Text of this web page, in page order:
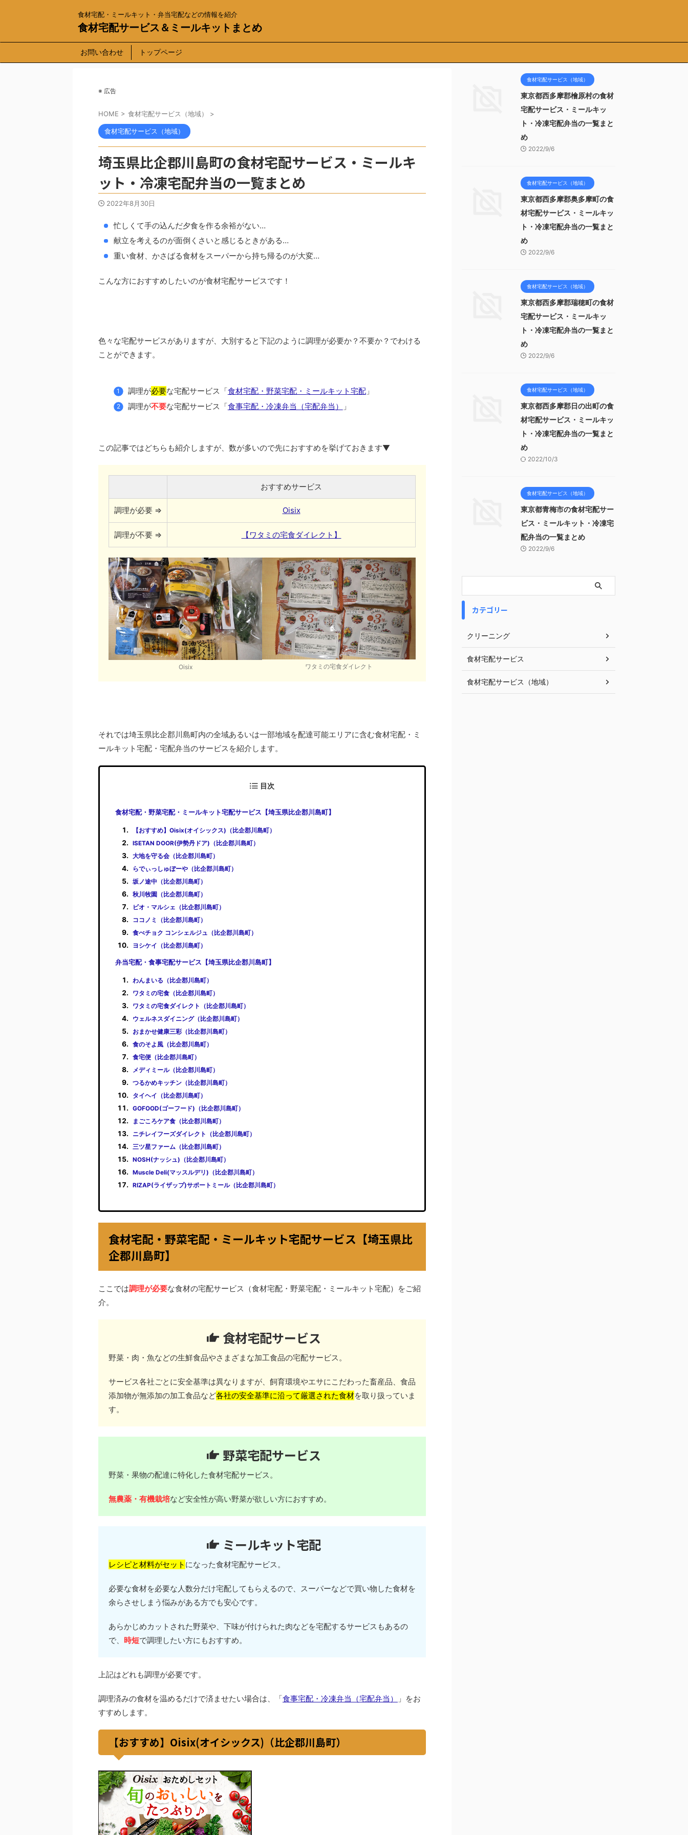
食材宅配・ミールキット・弁当宅配などの情報を紹介
食材宅配サービス＆ミールキットまとめ
お問い合わせ トップページ
※ 広告
HOME > 食材宅配サービス（地域） >
食材宅配サービス（地域）
埼玉県比企郡川島町の食材宅配サービス・ミールキ
ット・冷凍宅配弁当の一覧まとめ
2022年8月30日
忙しくて手の込んだ夕食を作る余裕がない…
献立を考えるのが面倒くさいと感じるときがある…
重い食材、かさばる食材をスーパーから持ち帰るのが大変…
こんな方におすすめしたいのが食材宅配サービスです！
色々な宅配サービスがありますが、大別すると下記のように調理が必要か？不要か？でわける
ことができます。
調理が必要な宅配サービス「食材宅配・野菜宅配・ミールキット宅配」
調理が不要な宅配サービス「食事宅配・冷凍弁当（宅配弁当） 」
この記事ではどちらも紹介しますが、数が多いので先におすすめを挙げておきます▼
おすすめサービス
調理が必要 ⇒ Oisix
調理が不要 ⇒ 【ワタミの宅食ダイレクト】
Oisix ワタミの宅食ダイレクト
それでは埼玉県比企郡川島町内の全域あるいは一部地域を配達可能エリアに含む食材宅配・ミ
ールキット宅配・宅配弁当のサービスを紹介します。
目次
食材宅配・野菜宅配・ミールキット宅配サービス【埼玉県比企郡川島町】
【おすすめ】Oisix(オイシックス)（比企郡川島町）
ISETAN DOOR(伊勢丹ドア)（比企郡川島町）
大地を守る会（比企郡川島町）
らでぃっしゅぼーや（比企郡川島町）
坂ノ途中（比企郡川島町）
秋川牧園（比企郡川島町）
ビオ・マルシェ（比企郡川島町）
ココノミ（比企郡川島町）
食べチョク コンシェルジュ（比企郡川島町）
ヨシケイ（比企郡川島町）
弁当宅配・食事宅配サービス【埼玉県比企郡川島町】
わんまいる（比企郡川島町）
ワタミの宅食（比企郡川島町）
ワタミの宅食ダイレクト（比企郡川島町）
ウェルネスダイニング（比企郡川島町）
おまかせ健康三彩（比企郡川島町）
食のそよ風（比企郡川島町）
食宅便（比企郡川島町）
メディミール（比企郡川島町）
つるかめキッチン（比企郡川島町）
タイヘイ（比企郡川島町）
GOFOOD(ゴーフード)（比企郡川島町）
まごころケア食（比企郡川島町）
ニチレイフーズダイレクト（比企郡川島町）
三ツ星ファーム（比企郡川島町）
NOSH(ナッシュ)（比企郡川島町）
Muscle Deli(マッスルデリ)（比企郡川島町）
RIZAP(ライザップ)サポートミール（比企郡川島町）
食材宅配・野菜宅配・ミールキット宅配サービス【埼玉県比
企郡川島町】
ここでは調理が必要な食材の宅配サービス（食材宅配・野菜宅配・ミールキット宅配）をご紹
介。
食材宅配サービス
野菜・肉・魚などの生鮮食品やさまざまな加工食品の宅配サービス。
サービス各社ごとに安全基準は異なりますが、飼育環境やエサにこだわった畜産品、食品
添加物が無添加の加工食品など各社の安全基準に沿って厳選された食材を取り扱っていま
す。
野菜宅配サービス
野菜・果物の配達に特化した食材宅配サービス。
無農薬・有機栽培など安全性が高い野菜が欲しい方におすすめ。
ミールキット宅配
レシピと材料がセット になった食材宅配サービス。
必要な食材を必要な人数分だけ宅配してもらえるので、スーパーなどで買い物した食材を
余らさせしまう悩みがある方でも安心です。
あらかじめカットされた野菜や、下味が付けられた肉などを宅配するサービスもあるの
で、 時短で調理したい方にもおすすめ。
上記はどれも調理が必要です。
調理済みの食材を温めるだけで済ませたい場合は、「食事宅配・冷凍弁当（宅配弁当）
」をお
すすめします。
【おすすめ】Oisix(オイシックス)（比企郡川島町）
食材宅配サービス（地域）
東京都西多摩郡檜原村の食材
宅配サービス・ミールキッ
ト・冷凍宅配弁当の一覧まと
め
2022/9/6
食材宅配サービス（地域）
東京都西多摩郡奥多摩町の食
材宅配サービス・ミールキッ
ト・冷凍宅配弁当の一覧まと
め
2022/9/6
食材宅配サービス（地域）
東京都西多摩郡瑞穂町の食材
宅配サービス・ミールキッ
ト・冷凍宅配弁当の一覧まと
め
2022/9/6
食材宅配サービス（地域）
東京都西多摩郡日の出町の食
材宅配サービス・ミールキッ
ト・冷凍宅配弁当の一覧まと
め
2022/10/3
食材宅配サービス（地域）
東京都青梅市の食材宅配サー
ビス・ミールキット・冷凍宅
配弁当の一覧まとめ
2022/9/6
カテゴリー
クリーニング
食材宅配サービス
食材宅配サービス（地域）